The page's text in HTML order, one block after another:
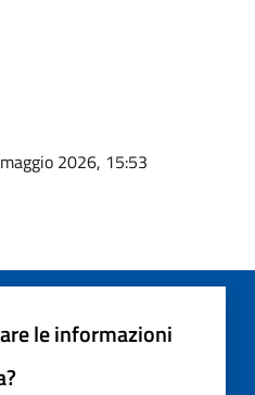
2026, 15:53
le informazioni